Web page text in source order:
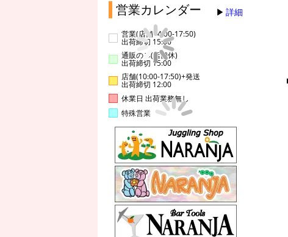
営業カレンダー 詳細
営業(店舗14:00-17:50)
出荷締切 15:00
通販のみ(店舗休)
出荷締切 15:00
店舗(10:00-17:50)+発送
出荷締切 12:00
休業日 出荷業務無し
特殊営業